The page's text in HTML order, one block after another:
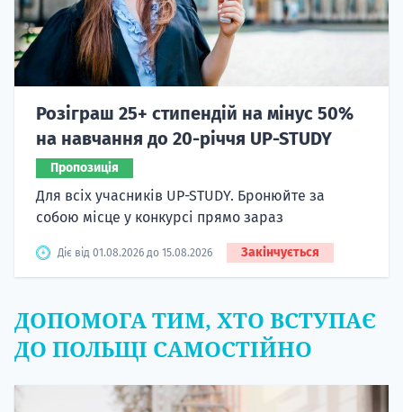
Розіграш 25+ стипендій на мінус 50%
на навчання до 20-річчя UP-STUDY
Пропозиція
Для всіх учасників UP-STUDY. Бронюйте за
собою місце у конкурсі прямо зараз
Діє від 01.08.2026 до 15.08.2026 Закінчується
ДОПОМОГА ТИМ, ХТО ВСТУПАЄ
ДО ПОЛЬЩІ САМОСТІЙНО